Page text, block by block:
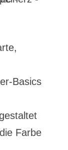
Basics
Farbe